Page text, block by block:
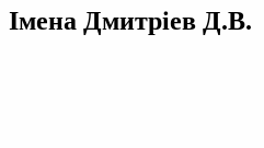
Імена Дмитріев Д.В.